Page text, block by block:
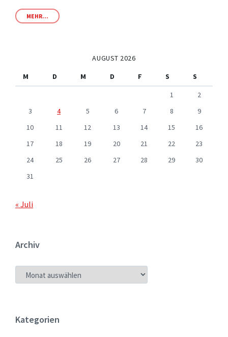
MEHR...
AUGUST 2026
M
D M D F S
S
1
2
3
4 5 6 7 8
9
10
11 12 13 14 15
16
17
18 19 20 21 22
23
24
25 26 27 28 29
30
31
« Juli
Archiv
ARCHIV
Kategorien